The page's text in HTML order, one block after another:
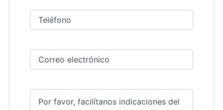
Teléfono
Correo
electrónico (Obligatorio)
Comentarios